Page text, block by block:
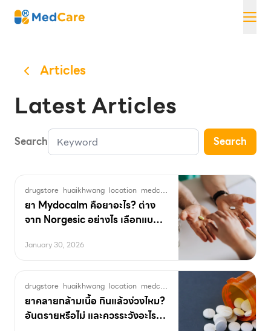
Skip
MedCare
Articles
Latest Articles
Search Search
drugstore huaikhwang location medcare pharmacy พิกัดร้านยา
ยา Mydocalm คือยาอะไร? ต่าง
จาก Norgesic อย่างไร เลือกแบบ
January 30, 2026
drugstore huaikhwang location medcare พิกัดร้านยา ยาคล
ยาคลายกล้ามเนื้อ กินแล้วง่วงไหม?
อันตรายหรือไม่ และควรระวังอะไร